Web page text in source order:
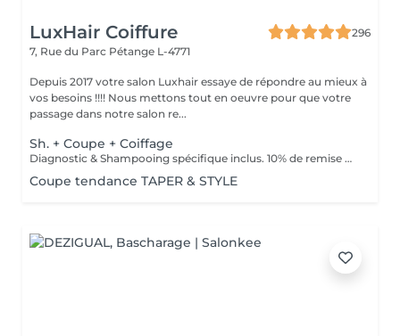
LuxHair Coiffure
296
7, Rue du Parc Pétange L-4771
Depuis 2017 votre salon Luxhair essaye de répondre au mieux à
vos besoins !!!! Nous mettons tout en oeuvre pour que votre
passage dans notre salon re...
Sh. + Coupe + Coiffage
Diagnostic & Shampooing spécifique inclus. 10% de remise pour les étudiants (surr présentation d'un justificatif).
Coupe tendance TAPER & STYLE